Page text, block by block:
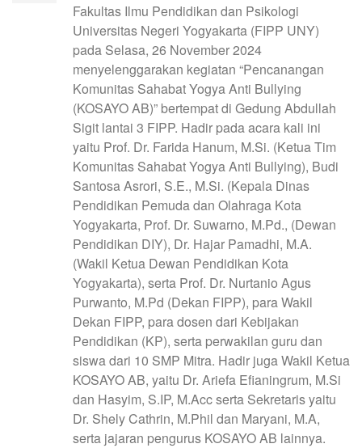
Fakultas Ilmu Pendidikan dan Psikologi
Universitas Negeri Yogyakarta (FIPP UNY)
pada Selasa, 26 November 2024
menyelenggarakan kegiatan “Pencanangan
Komunitas Sahabat Yogya Anti Bullying
(KOSAYO AB)” bertempat di Gedung Abdullah
Sigit lantai 3 FIPP. Hadir pada acara kali ini
yaitu Prof. Dr. Farida Hanum, M.Si. (Ketua Tim
Komunitas Sahabat Yogya Anti Bullying), Budi
Santosa Asrori, S.E., M.Si. (Kepala Dinas
Pendidikan Pemuda dan Olahraga Kota
Yogyakarta, Prof. Dr. Suwarno, M.Pd., (Dewan
Pendidikan DIY), Dr. Hajar Pamadhi, M.A.
(Wakil Ketua Dewan Pendidikan Kota
Yogyakarta), serta Prof. Dr. Nurtanio Agus
Purwanto, M.Pd (Dekan FIPP), para Wakil
Dekan FIPP, para dosen dari Kebijakan
Pendidikan (KP), serta perwakilan guru dan
siswa dari 10 SMP Mitra. Hadir juga Wakil Ketua
KOSAYO AB, yaitu Dr. Ariefa Efianingrum, M.Si
dan Hasyim, S.IP, M.Acc serta Sekretaris yaitu
Dr. Shely Cathrin, M.Phil dan Maryani, M.A,
serta jajaran pengurus KOSAYO AB lainnya.